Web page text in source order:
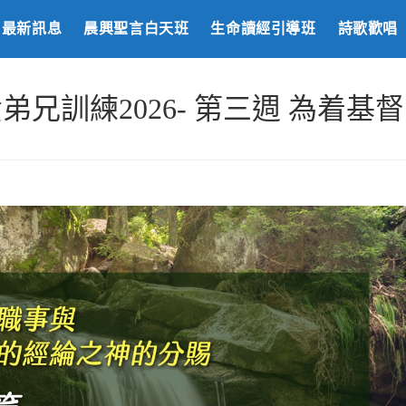
最新訊息 晨興聖言白天班 生命讀經引導班 詩歌歡唱
兄訓練2026- 第三週 為着基